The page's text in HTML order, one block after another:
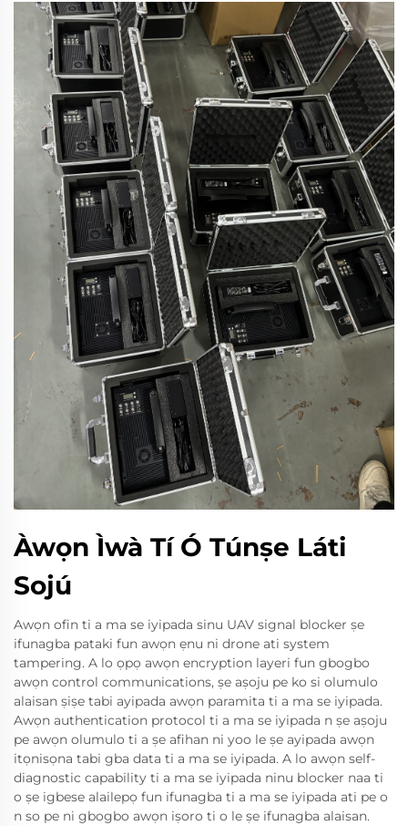
Àwọn Ìwà Tí Ó Túnṣe Láti
Sojú
Awọn ofin ti a ma se iyipada sinu UAV signal blocker ṣe
ifunagba pataki fun awọn ẹnu ni drone ati system
tampering. A lo ọpọ awọn encryption layeri fun gbogbo
awọn control communications, ṣe aṣoju pe ko si olumulo
alaisan ṣiṣe tabi ayipada awọn paramita ti a ma se iyipada.
Awọn authentication protocol ti a ma se iyipada n ṣe aṣoju
pe awọn olumulo ti a ṣe afihan ni yoo le ṣe ayipada awọn
itọnisọna tabi gba data ti a ma se iyipada. A lo awọn self-
diagnostic capability ti a ma se iyipada ninu blocker naa ti
o ṣe igbese alailepọ fun ifunagba ti a ma se iyipada ati pe o
n so pe ni gbogbo awọn iṣoro ti o le ṣe ifunagba alaisan.